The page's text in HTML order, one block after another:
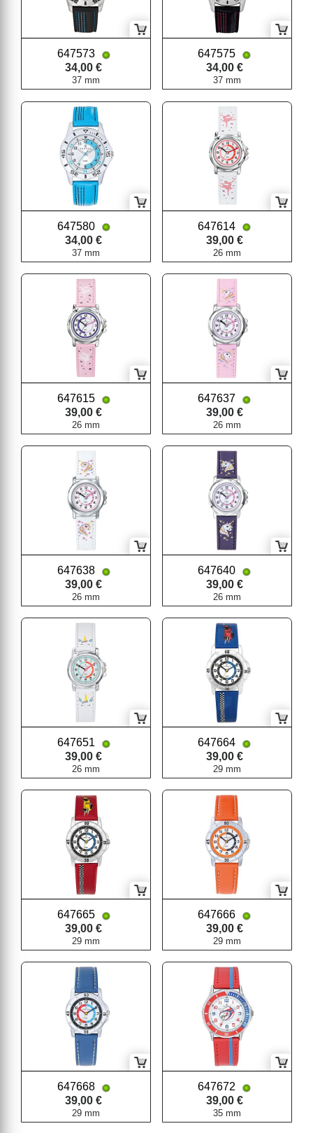
647573
34,00 €
37 mm
647575
34,00 €
37 mm
647580
34,00 €
37 mm
647614
39,00 €
26 mm
647615
39,00 €
26 mm
647637
39,00 €
26 mm
647638
39,00 €
26 mm
647640
39,00 €
26 mm
647651
39,00 €
26 mm
647664
39,00 €
29 mm
647665
39,00 €
29 mm
647666
39,00 €
29 mm
647668
39,00 €
29 mm
647672
39,00 €
35 mm